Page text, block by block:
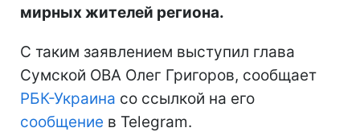
мирных жителей региона.
С таким заявлением выступил глава
Сумской ОВА Олег Григоров, сообщает
РБК-Украина со ссылкой на его
сообщение в Telegram.